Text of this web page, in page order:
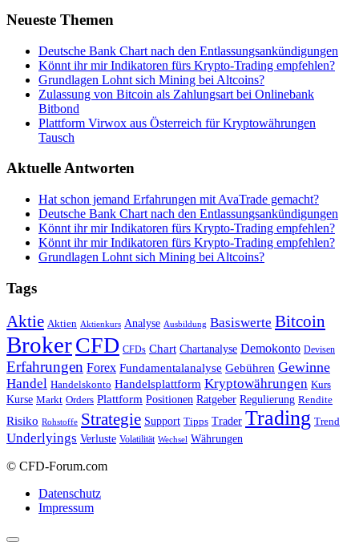
Neueste Themen
Deutsche Bank Chart nach den Entlassungsankündigungen
Könnt ihr mir Indikatoren fürs Krypto-Trading empfehlen?
Grundlagen Lohnt sich Mining bei Altcoins?
Zulassung von Bitcoin als Zahlungsart bei Onlinebank
Bitbond
Plattform Virwox aus Österreich für Kryptowährungen
Tausch
Aktuelle Antworten
Hat schon jemand Erfahrungen mit AvaTrade gemacht?
Deutsche Bank Chart nach den Entlassungsankündigungen
Könnt ihr mir Indikatoren fürs Krypto-Trading empfehlen?
Könnt ihr mir Indikatoren fürs Krypto-Trading empfehlen?
Grundlagen Lohnt sich Mining bei Altcoins?
Tags
Aktie Aktien Aktienkurs Analyse Ausbildung Basiswerte Bitcoin
BrokerCFD CFDs Chart Chartanalyse Demokonto Devisen
Erfahrungen Forex Fundamentalanalyse Gebühren Gewinne
Handel Handelskonto Handelsplattform Kryptowährungen Kurs
Kurse Markt Orders Plattform Positionen Ratgeber Regulierung Rendite
Risiko Rohstoffe Strategie Support Tipps Trader Trading Trend
Underlyings Verluste Volatilität Wechsel Währungen
© CFD-Forum.com
Datenschutz
Impressum